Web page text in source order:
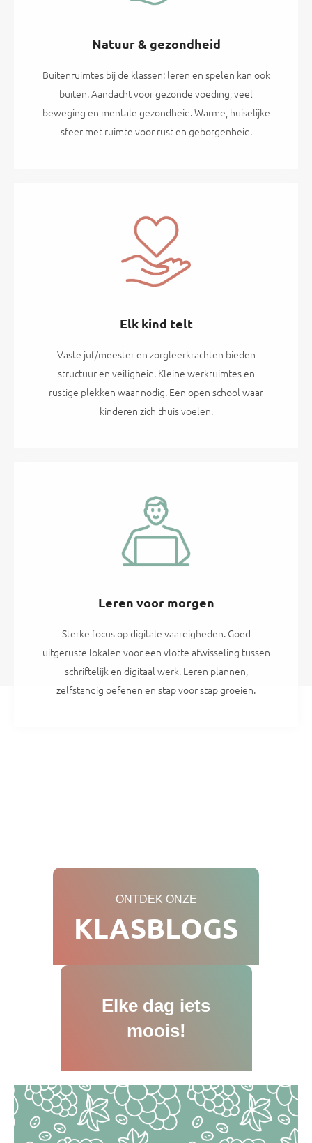
Natuur & gezondheid
Buitenruimtes bij de klassen: leren en spelen kan ook
buiten. Aandacht voor gezonde voeding, veel
beweging en mentale gezondheid. Warme, huiselijke
sfeer met ruimte voor rust en geborgenheid.
Elk kind telt
Vaste juf/meester en zorgleerkrachten bieden
structuur en veiligheid. Kleine werkruimtes en
rustige plekken waar nodig. Een open school waar
kinderen zich thuis voelen.
Leren voor morgen
Sterke focus op digitale vaardigheden. Goed
uitgeruste lokalen voor een vlotte afwisseling tussen
schriftelijk en digitaal werk. Leren plannen,
zelfstandig oefenen en stap voor stap groeien.
ONTDEK ONZE
KLASBLOGS
Elke dag iets
moois!